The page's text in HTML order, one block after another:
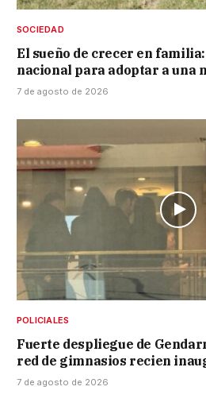
SOCIEDAD
El sueño de crecer en
nacional para adoptar a una
7 de agosto de 2026
POLICIALES
Fuerte despliegue de
red de gimnasios recien
7 de agosto de 2026